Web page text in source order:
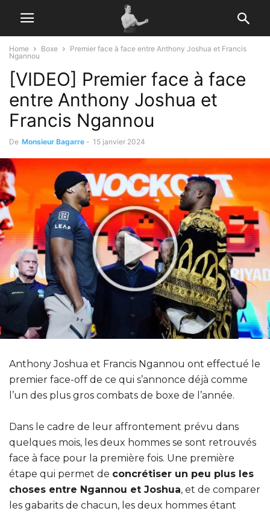
Home Boxe
Premier face à face entre Anthony Joshua et Francis
Ngannou
[VIDEO] Premier face à face
entre Anthony Joshua et
Francis Ngannou
De Monsieur Bagarre - 15 janvier 2024
Anthony Joshua et Francis Ngannou ont effectué le
premier face-off de ce qui s’annonce déjà comme
l’un des plus gros combats de boxe de l’année.
Dans le cadre de leur affrontement prévu dans
quelques mois, les deux hommes se sont retrouvés
face à face pour la première fois. Une première
étape qui permet de concrétiser un peu plus les
choses entre Ngannou et Joshua, et de comparer
les gabarits de chacun, les deux hommes étant